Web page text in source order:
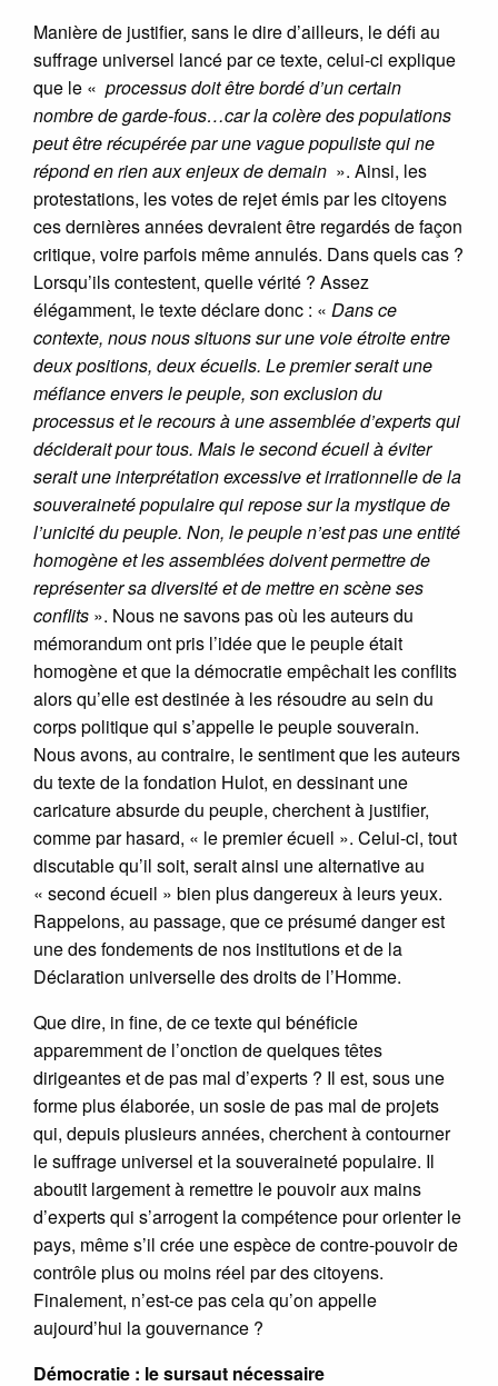
Manière de justifier, sans le dire d’ailleurs, le défi au
suffrage universel lancé par ce texte, celui-ci explique
que le « processus doit être bordé d’un certain
nombre de garde-fous…car la colère des populations
peut être récupérée par une vague populiste qui ne
répond en rien aux enjeux de demain ». Ainsi, les
protestations, les votes de rejet émis par les citoyens
ces dernières années devraient être regardés de façon
critique, voire parfois même annulés. Dans quels cas ?
Lorsqu’ils contestent, quelle vérité ? Assez
élégamment, le texte déclare donc : « Dans ce
contexte, nous nous situons sur une voie étroite entre
deux positions, deux écueils. Le premier serait une
méfiance envers le peuple, son exclusion du
processus et le recours à une assemblée d’experts qui
déciderait pour tous. Mais le second écueil à éviter
serait une interprétation excessive et irrationnelle de la
souveraineté populaire qui repose sur la mystique de
l’unicité du peuple. Non, le peuple n’est pas une entité
homogène et les assemblées doivent permettre de
représenter sa diversité et de mettre en scène ses
conflits ». Nous ne savons pas où les auteurs du
mémorandum ont pris l’idée que le peuple était
homogène et que la démocratie empêchait les conflits
alors qu’elle est destinée à les résoudre au sein du
corps politique qui s’appelle le peuple souverain.
Nous avons, au contraire, le sentiment que les auteurs
du texte de la fondation Hulot, en dessinant une
caricature absurde du peuple, cherchent à justifier,
comme par hasard, « le premier écueil ». Celui-ci, tout
discutable qu’il soit, serait ainsi une alternative au
« second écueil » bien plus dangereux à leurs yeux.
Rappelons, au passage, que ce présumé danger est
une des fondements de nos institutions et de la
Déclaration universelle des droits de l’Homme.
Que dire, in fine, de ce texte qui bénéficie
apparemment de l’onction de quelques têtes
dirigeantes et de pas mal d’experts ? Il est, sous une
forme plus élaborée, un sosie de pas mal de projets
qui, depuis plusieurs années, cherchent à contourner
le suffrage universel et la souveraineté populaire. Il
aboutit largement à remettre le pouvoir aux mains
d’experts qui s’arrogent la compétence pour orienter le
pays, même s’il crée une espèce de contre-pouvoir de
contrôle plus ou moins réel par des citoyens.
Finalement, n’est-ce pas cela qu’on appelle
aujourd’hui la gouvernance ?
Démocratie : le sursaut nécessaire